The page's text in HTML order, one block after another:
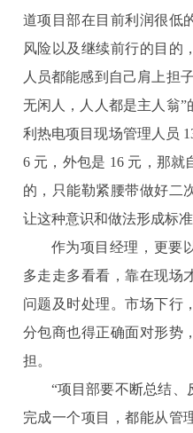
道项目部在目前利润很低
风险以及继续前行的目的
人员都能感到自己肩上担
无闲人，人人都是主人翁
利热电项目现场管理人员
6 元，外包是 16 元，那
的，只能勒紧腰带做好二
让这种意识和做法形成标准
作为项目经理，更要
多走走多看看，靠在现场
问题及时处理。市场下行
分包商也得正确面对形势
担。
“项目部要不断总结
完成一个项目，都能从管